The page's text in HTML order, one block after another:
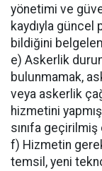
yönetimi ve
kaydıyla
bildiğini
e) Askerlik
bulunmamak,
veya askerlik
hizmetini
sınıfa geçirilmiş
f) Hizmetin
temsil, yeni